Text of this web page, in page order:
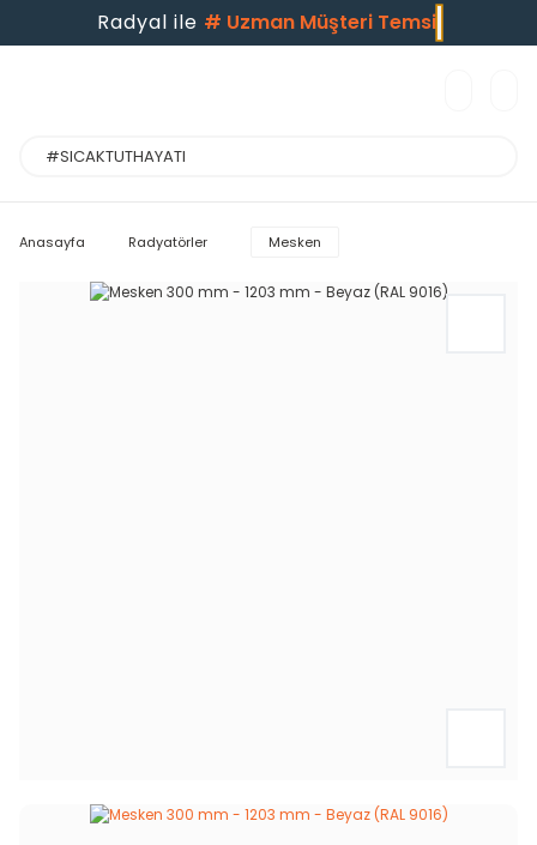
Radyal ile#Uzman Müşteri Temsilc
Anasayfa Radyatörler Mesken